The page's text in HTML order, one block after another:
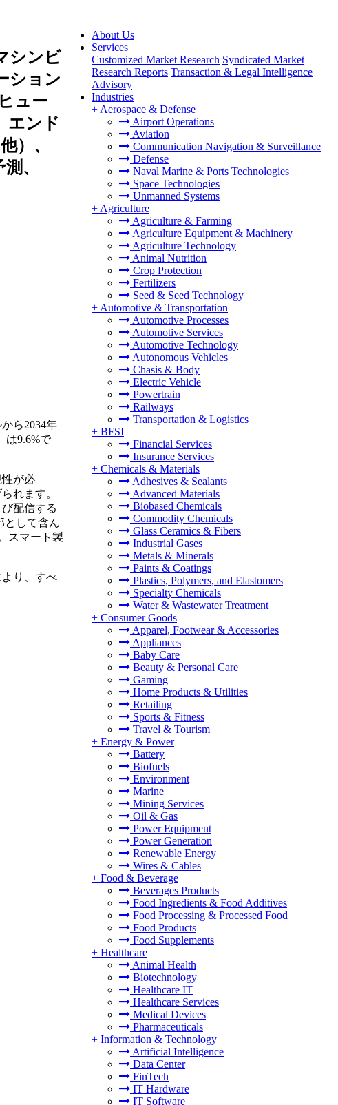
About Us
Services
Customized Market Research Syndicated Market
Research Reports Transaction & Legal Intelligence
Advisory
Industries
+ Aerospace & Defense
Airport Operations
Aviation
Communication Navigation & Surveillance
Defense
Naval Marine & Ports Technologies
Space Technologies
Unmanned Systems
+ Agriculture
Agriculture & Farming
Agriculture Equipment & Machinery
Agriculture Technology
Animal Nutrition
Crop Protection
Fertilizers
Seed & Seed Technology
+ Automotive & Transportation
Automotive Processes
Automotive Services
Automotive Technology
Autonomous Vehicles
Chasis & Body
Electric Vehicle
Powertrain
Railways
Transportation & Logistics
+ BFSI
Financial Services
Insurance Services
+ Chemicals & Materials
Adhesives & Sealants
Advanced Materials
Biobased Chemicals
Commodity Chemicals
Glass Ceramics & Fibers
Industrial Gases
Metals & Minerals
Paints & Coatings
Plastics, Polymers, and Elastomers
Specialty Chemicals
Water & Wastewater Treatment
+ Consumer Goods
Apparel, Footwear & Accessories
Appliances
Baby Care
Beauty & Personal Care
Gaming
Home Products & Utilities
Retailing
Sports & Fitness
Travel & Tourism
+ Energy & Power
Battery
Biofuels
Environment
Marine
Mining Services
Oil & Gas
Power Equipment
Power Generation
Renewable Energy
Wires & Cables
+ Food & Beverage
Beverages Products
Food Ingredients & Food Additives
Food Processing & Processed Food
Food Products
Food Supplements
+ Healthcare
Animal Health
Biotechnology
Healthcare IT
Healthcare Services
Medical Devices
Pharmaceuticals
+ Information & Technology
Artificial Intelligence
Data Center
FinTech
IT Hardware
IT Software
シンビ
ション
ュー
エンド
）、
、
ら2034年
は9.6%で
が必
れます。
配信する
として含ん
スマート製
り、すべ